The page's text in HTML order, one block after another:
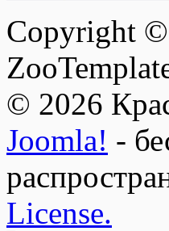
Copyright
© 2026
Joomla! -
License.